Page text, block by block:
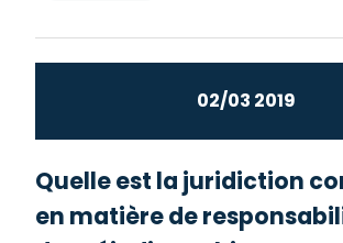
02/03 2019
Quelle est la juridiction
en matière de